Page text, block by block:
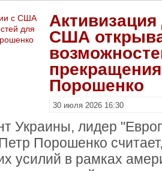
США
Порошенко
30 июля 2026 16:30
Украины, лидер
Порошенко
усилий в рамках